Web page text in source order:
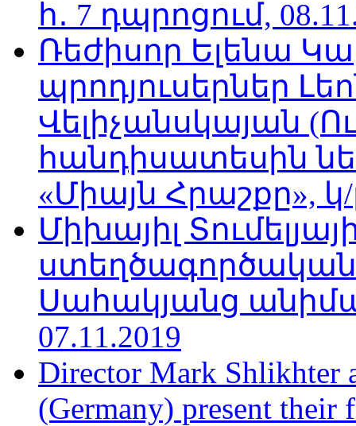
հ․ 7 դպրոցում,
Ռեժիսոր Ելենա
պրոդյուսերներ
Վելիչանսկայան
հանդիսատեսին
«Միայն Հրաշքը», կ/
Միխայիլ
Սահակյանց
07.11.2019
Director Mark Shlikhter
(Germany) present